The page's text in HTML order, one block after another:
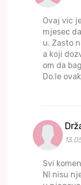
Ovaj vic
mjesec
u. Zasto
a koji
om da
Do.le
Svi
NI nisu